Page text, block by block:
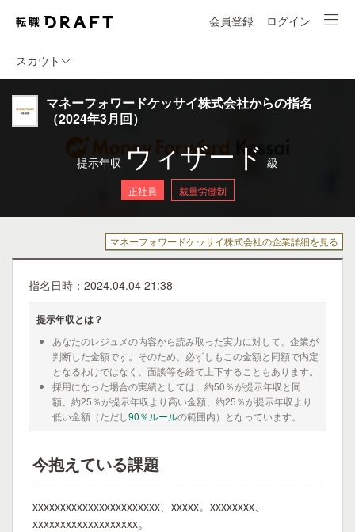
会員登録 ログイン
スカウト
マネーフォワードケッサイ株式会社からの指名
（2024年3月回）
提示年収 ウィザード 級
正社員 裁量労働制
マネーフォワードケッサイ株式会社の企業詳細を見る
指名日時：2024.04.04 21:38
提示年収とは？
あなたのレジュメの内容から読み取った実力に対して、企業が
判断した金額です。そのため、必ずしもこの金額と同額で内定
となるわけではなく、面談等を経て上下することもあります。
採用になった場合の実績としては、約50％が提示年収と同
額、約25％が提示年収より高い金額、約25％が提示年収より
低い金額（ただし90％ルールの範囲内）となっています。
今抱えている課題
xxxxxxxxxxxxxxxxxxxxxxx、xxxxx。xxxxxxxx、
xxxxxxxxxxxxxxxxxxx。